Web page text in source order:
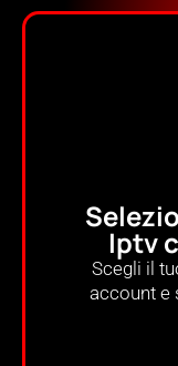
Iptv
Scegli il
account e